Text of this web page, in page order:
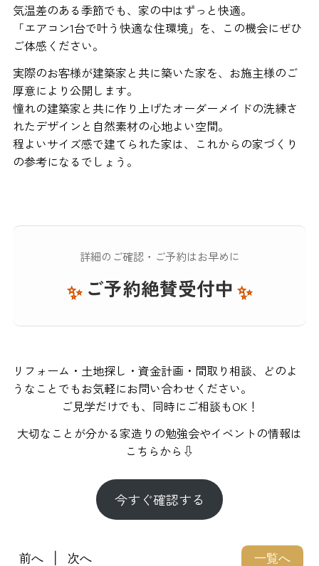
気温差のある季節でも、家の中はずっと快適。
「エアコン1台で叶う快適な住環境」を、この機会にぜひ
ご体感ください。
実際のお客様が建築家と共に築いた家を、お施主様のご
厚意により公開します。
憧れの建築家と共に作り上げたオーダーメイドの洗練さ
れたデザインと自然素材の心地よい空間。
程よいサイズ感で建てられた家は、これからの家づくり
の参考になるでしょう。
詳細のご確認・ご予約はお早めに
✨ ご予約絶賛受付中✨
リフォーム・土地探し・資金計画・間取り相談、どのよ
うなことでもお気軽にお問い合わせください。
ご見学だけでも、同時にご相談もOK！
大切なことが分かる家造りの勉強会やイベントの情報は
こちらから⇩
今すぐ確認する
一覧へ
前へ 次へ